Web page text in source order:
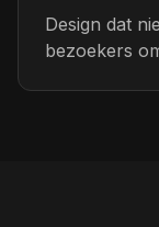
Design dat
bezoekers